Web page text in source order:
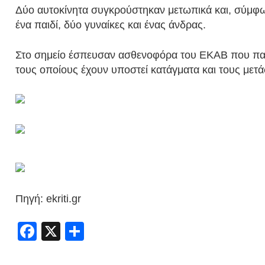
Δύο αυτοκίνητα συγκρούστηκαν μετωπικά και,
ένα παιδί, δύο γυναίκες και ένας άνδρας.
Στο σημείο έσπευσαν ασθενοφόρα του ΕΚΑΒ που
τους οποίους έχουν υποστεί κατάγματα και τους
Πηγή: ekriti.gr
Facebook
X Share